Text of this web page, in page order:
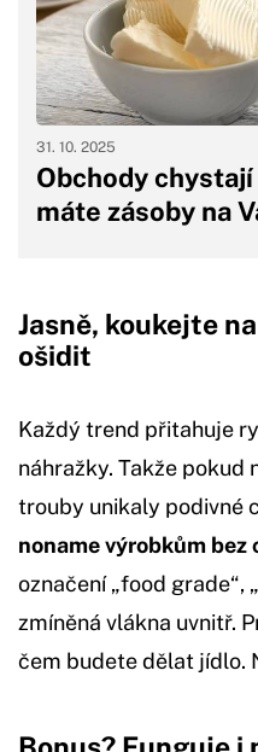
Obchody
máte zásoby na
31. 10. 2025
Jasně, koukejte
ošidit
Každý trend přitahuje
náhražky. Takže pokud
trouby unikaly podivné
noname výrobkům
označení „food grade“,
zmíněná vlákna uvnitř.
čem budete dělat jídlo.